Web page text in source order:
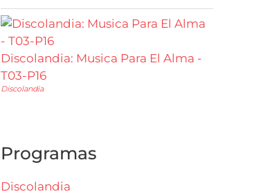
Discolandia: Musica Para El Alma -
T03-P16
Discolandia
Programas
Discolandia